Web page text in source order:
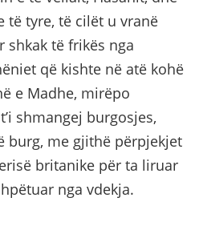
të tyre, të cilët u vranë
shkak të frikës nga
që kishte në atë kohë
e Madhe, mirëpo
shmangej burgosjes,
burg, me gjithë përpjekjet
britanike për ta liruar
nga vdekja.